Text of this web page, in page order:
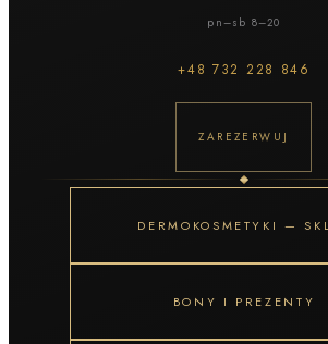
pn–sb 8–20
+48732 228 846
ZAREZERWUJ
DERMOKOSMETYKI —
BONY I PREZENTY